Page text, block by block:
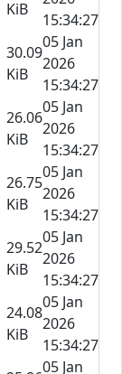
KiB
15:34:27
30.09
KiB
05 Jan
2026
15:34:27
26.06
KiB
05 Jan
2026
15:34:27
26.75
KiB
05 Jan
2026
15:34:27
29.52
KiB
05 Jan
2026
15:34:27
24.08
KiB
05 Jan
2026
15:34:27
05 Jan